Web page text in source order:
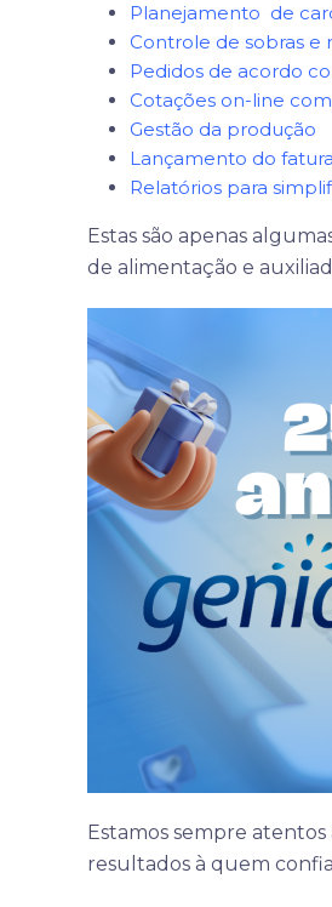
Planejamento de
Controle de sobras e
Pedidos de acordo
Cotações on-line
Gestão da produção
Lançamento do
Relatórios para
Estas são apenas
de alimentação e
Estamos sempre
resultados à quem